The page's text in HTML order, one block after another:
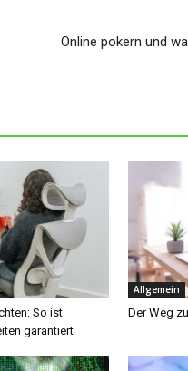
Online pokern und
So ist
garantiert
Allgemein
Der Weg